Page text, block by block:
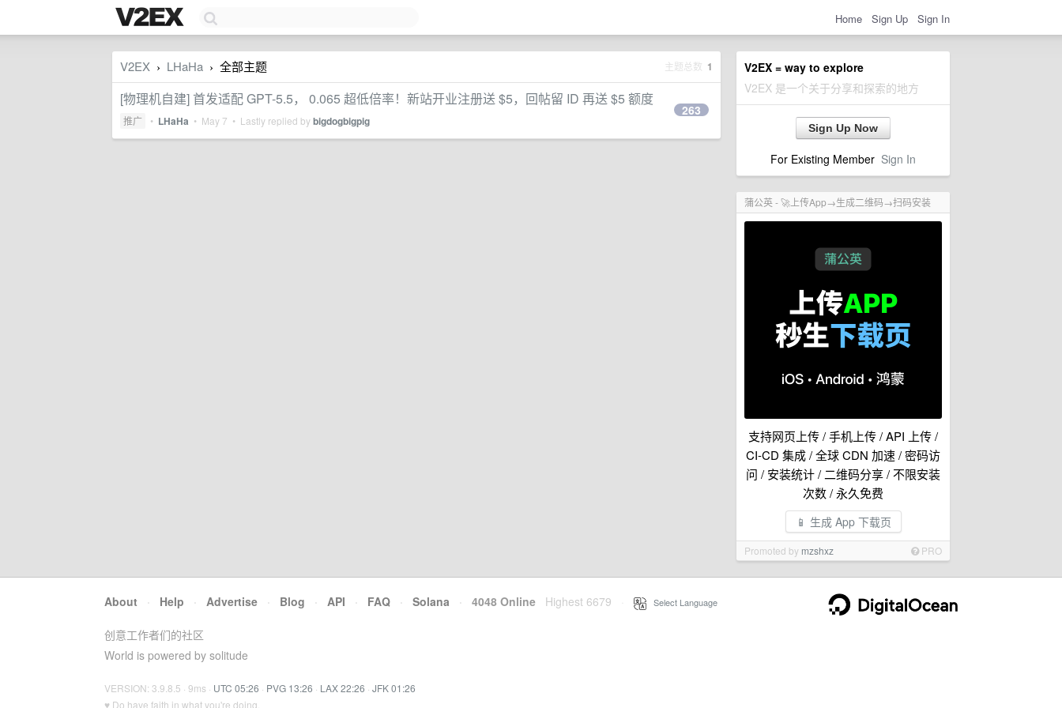
Home Sign Up Sign In
V2EX = way to explore
V2EX 是一个关于分享和探索的地方
Sign Up Now
For Existing Member Sign In
蒲公英 - 🚀上传App→生成二维码→扫码安装
支持网页上传 / 手机上传 / API 上传 /
CI-CD 集成 / 全球 CDN 加速 / 密码访
问 / 安装统计 / 二维码分享 / 不限安装
次数 / 永久免费
📱 生成 App 下载页
Promoted by mzshxz PRO
V2EX › LHaHa › 全部主题 主题总数 1
[物理机自建] 首发适配 GPT-5.5， 0.065 超低倍率！新站开业注册送 $5，回帖留 ID 再送 $5 额度
推广 • LHaHa • May 7 • Lastly replied bybigdogbigpig
263
About · Help · Advertise · Blog · API · FAQ · Solana · 4048 Online Highest 6679 Select Language
创意工作者们的社区
World is powered by solitude
VERSION: 3.9.8.5 · 9ms · UTC 05:26 · PVG 13:26 · LAX 22:26 · JFK 01:26
♥ Do have faith in what you're doing.